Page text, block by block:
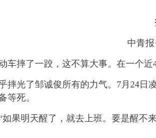
中青
摔了一跤，这不算大事。在一个近
光了邹诚俊所有的力气。7月24日
等死。
明天醒了，就去上班。要是醒不